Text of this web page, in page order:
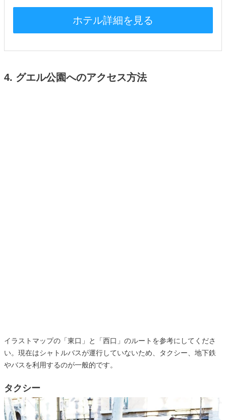
ホテル詳細を見る
4. グエル公園へのアクセス方法
イラストマップの「東口」と「西口」のルートを参考にしてくださ
い。現在はシャトルバスが運行していないため、タクシー、地下鉄
やバスを利用するのが一般的です。
タクシー